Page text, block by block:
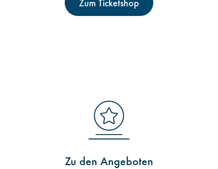
Zum Ticketshop
Zu den Angeboten